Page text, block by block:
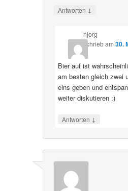
Antworten ↓
njorg
schriebam 30.
Bier auf ist
am besten gleich zwei
eins geben und
weiter diskutieren :)
Antworten ↓